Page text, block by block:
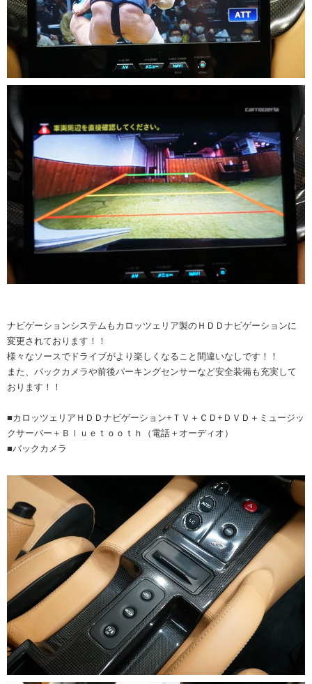
ナビゲーションシステムもカロッツェリア製のＨＤＤナビゲーションに
変更されております！！
様々なソースでドライブがより楽しくなること間違いなしです！！
また、バックカメラや前後パーキングセンサーなど安全装備も充実して
おります！！
■カロッツェリアＨＤＤナビゲーション+ＴＶ＋ＣＤ+ＤＶＤ＋ミュージッ
クサーバー＋Ｂｌｕｅｔｏｏｔｈ（電話＋オーディオ）
■バックカメラ